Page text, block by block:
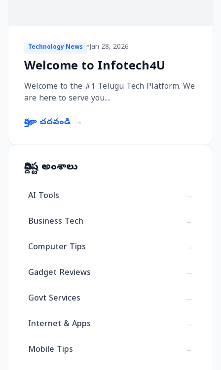
Technology News •Jan 28, 2026
Welcome to Infotech4U
Welcome to the #1 Telugu Tech Platform. We
are here to serve you....
పూర్తిగా చదవండి →
నిర్దిష్ట అంశాలు
AI Tools →
Business Tech →
Computer Tips →
Gadget Reviews →
Govt Services →
Internet & Apps →
Mobile Tips →